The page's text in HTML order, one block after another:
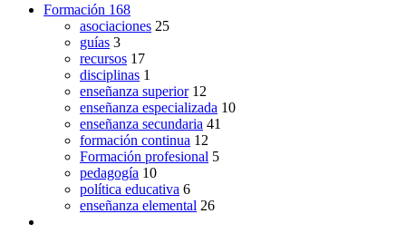
Formación 168
asociaciones 25
guías 3
recursos 17
disciplinas 1
enseñanza superior 12
enseñanza especializada 10
enseñanza secundaria 41
formación continua 12
Formación profesional 5
pedagogía 10
política educativa 6
enseñanza elemental 26